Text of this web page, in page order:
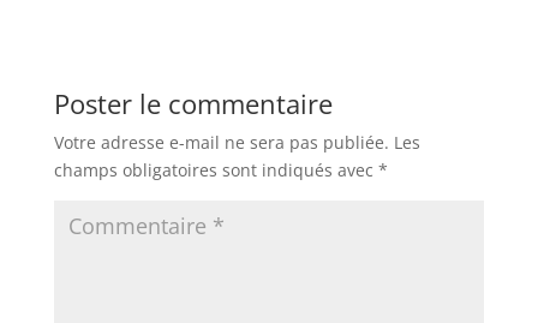
Poster le commentaire
Votre adresse e-mail ne sera pas publiée. Les
champs obligatoires sont indiqués avec *